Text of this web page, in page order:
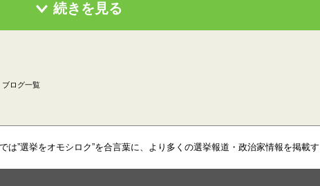
続きを見る
ブログ一覧
は”選挙をオモシロク”を合言葉に、より多くの選挙報道・政治家情報を掲載